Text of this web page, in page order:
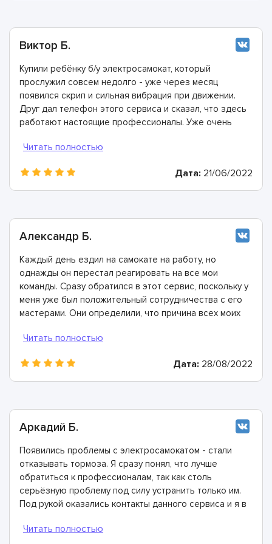
Виктор Б.
Купили ребёнку б/у электросамокат, который
прослужил совсем недолго - уже через месяц
появился скрип и сильная вибрация при движении.
Друг дал телефон этого сервиса и сказал, что здесь
работают настоящие профессионалы. Уже очень
диагностику и рассказали, что необходимо заменить
смазкой. Все было выполнено всего за пару часов,
всем рекомендую ASC сервис!
Дата: 21/06/2022
Александр Б.
Каждый день ездил на самокате на работу, но
однажды он перестал реагировать на все мои
команды. Сразу обратился в этот сервис, поскольку у
меня уже был положительный сотрудничества с его
мастерами. Они определили, что причина всех моих
разобрали, почистили, проверили состояние всех
Дата: 28/08/2022
Аркадий Б.
Появились проблемы с электросамокатом - стали
отказывать тормоза. Я сразу понял, что лучше
обратиться к профессионалам, так как столь
серьёзную проблему под силу устранить только им.
Под рукой оказались контакты данного сервиса и я в
Сервисные инженеры диагностику и рассказали, что